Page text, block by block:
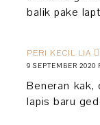
balik pake
PERI KECIL LIA
9 SEPTEMBER 2020
Beneran kak,
lapis baru